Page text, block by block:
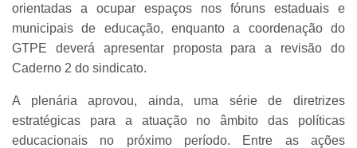
orientadas a ocupar espaços nos fóruns estaduais e
municipais de educação, enquanto a coordenação do
GTPE deverá apresentar proposta para a revisão do
Caderno 2 do sindicato.
A plenária aprovou, ainda, uma série de diretrizes
estratégicas para a atuação no âmbito das políticas
educacionais no próximo período. Entre as ações